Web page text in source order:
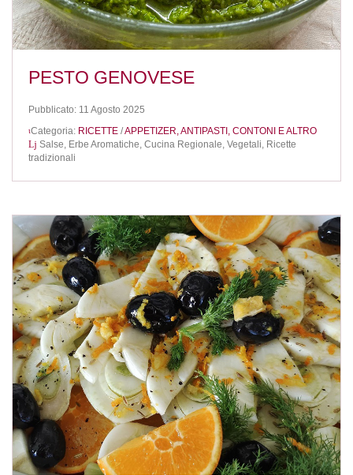
PESTO GENOVESE
Pubblicato: 11 Agosto 2025
Categoria: RICETTE /APPETIZER, ANTIPASTI, CONTONI E ALTRO
Salse, Erbe Aromatiche, Cucina Regionale, Vegetali, Ricette
tradizionali